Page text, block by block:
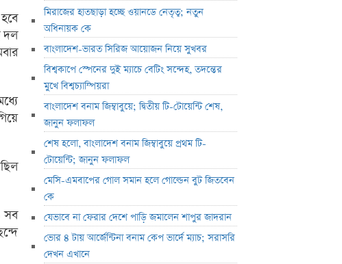
দল
সব
মিরাজের হাতছাড়া হচ্ছে ওয়ানডে নেতৃত্ব; নতুন
অধিনায়ক কে
বাংলাদেশ-ভারত সিরিজ আয়োজন নিয়ে সুখবর
বিশ্বকাপে স্পেনের দুই ম্যাচে বেটিং সন্দেহ, তদন্তের
মুখে বিশ্বচ্যাম্পিয়রা
বাংলাদেশ বনাম জিম্বাবুয়ে; দ্বিতীয় টি-টোয়েন্টি শেষ,
জানুন ফলাফল
শেষ হলো, বাংলাদেশ বনাম জিম্বাবুয়ে প্রথম টি-
টোয়েন্টি; জানুন ফলাফল
মেসি-এমবাপের গোল সমান হলে গোল্ডেন বুট জিতবেন
কে
যেভাবে না ফেরার দেশে পাড়ি জমালেন শাপুর জাদরান
ভোর ৪ টায় আর্জেন্টিনা বনাম কেপ ভার্দে ম্যাচ; সরাসরি
দেখন এখানে